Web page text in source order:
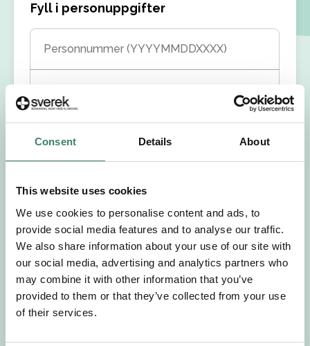
Consent Details About
This website uses cookies
We use cookies to personalise content and ads, to
provide social media features and to analyse our traffic.
We also share information about your use of our site with
our social media, advertising and analytics partners who
may combine it with other information that you’ve
provided to them or that they’ve collected from your use
of their services.
Fyll i personuppgifter
Personnummer (YYYYMMDDXXXX)
Välj önskat arbetsområde
Välj önskad anställningsform
+46